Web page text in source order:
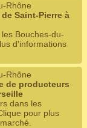
Rhône
Saint-Pierre à
Bouches-du-
d'informations
Rhône
de producteurs
dans les
pour plus